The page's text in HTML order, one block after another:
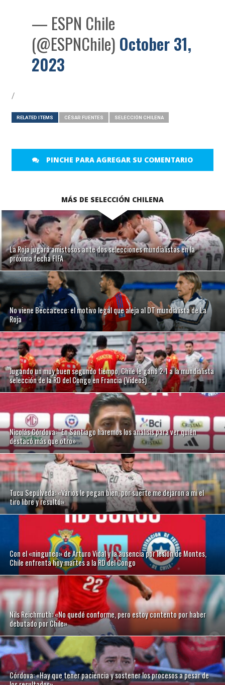
— ESPN Chile
(@ESPNChile) October 31,
2023
/
RELATED ITEMS CÉSAR FUENTES SELECCIÓN CHILENA
PINCHE PARA AGREGAR SU COMENTARIO
MÁS DE SELECCIÓN CHILENA
La Roja jugará amistosos ante dos selecciones mundialistas en la
próxima fecha FIFA
No viene Beccacece: el motivo legal que aleja al DT mundialista de La
Roja
Jugando un muy buen segundo tiempo, Chile le ganó 2-1 a la mundialista
selección de la RD del Congo en Francia (Videos)
Nicolás Córdova: “En Santiago haremos los análisis para ver quién
destacó más que otro»
Tucu Sepúlveda: «Varios le pegan bien, por suerte me dejaron a mi el
tiro libre y resultó»
Con el «ninguneo» de Arturo Vidal y la ausencia por lesión de Montes,
Chile enfrenta hoy martes a la RD del Congo
Nils Reichmuth: «No quedé conforme, pero estoy contento por haber
debutado por Chile»
Córdova: «Hay que tener paciencia y sostener los procesos a pesar de